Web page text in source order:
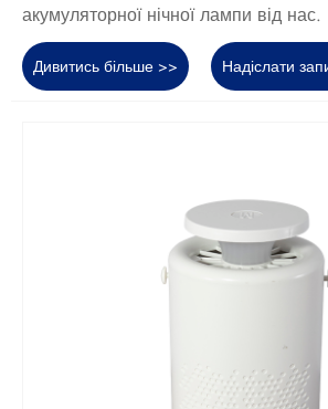
акумуляторної нічної лампи від нас.
Дивитись більше >> Надіслати